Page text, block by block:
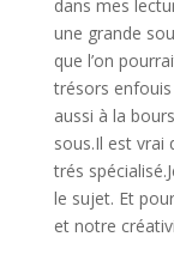
dans mes
une grande
que l’on
trésors enfouis
aussi à la
sous.Il est vrai
trés
le sujet. Et
et notre